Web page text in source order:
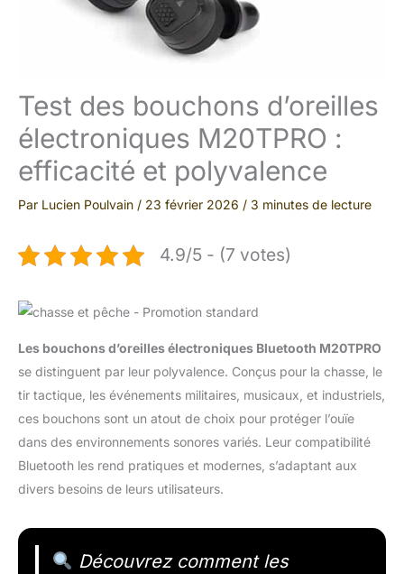
Test des bouchons d’oreilles
électroniques M20TPRO :
efficacité et polyvalence
Par Lucien Poulvain / 23 février 2026 / 3 minutes de lecture
4.9/5 - (7 votes)
Les bouchons d’oreilles électroniques Bluetooth M20TPRO
se distinguent par leur polyvalence. Conçus pour la chasse, le
tir tactique, les événements militaires, musicaux, et industriels,
ces bouchons sont un atout de choix pour protéger l’ouïe
dans des environnements sonores variés. Leur compatibilité
Bluetooth les rend pratiques et modernes, s’adaptant aux
divers besoins de leurs utilisateurs.
Découvrez comment les